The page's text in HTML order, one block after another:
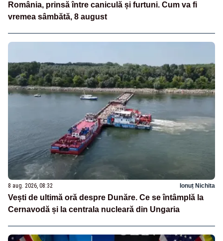
România, prinsă între caniculă și furtuni. Cum va fi
vremea sâmbătă, 8 august
8 aug. 2026, 08:32 Ionuț Nichita
Vești de ultimă oră despre Dunăre. Ce se întâmplă la
Cernavodă și la centrala nucleară din Ungaria